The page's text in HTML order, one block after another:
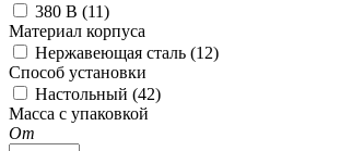
380 В (11)
Материал корпуса
Нержавеющая сталь (12)
Способ установки
Настольный (42)
Масса с упаковкой
От